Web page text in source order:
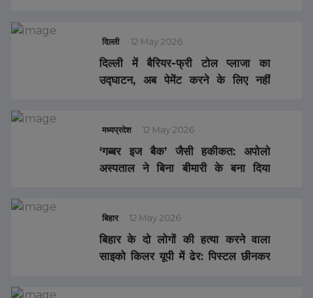
दिल्ली 12 May 2026
दिल्ली में बैरियर-फ्री टोल प्लाजा का
उद्घाटन, अब पेमेंट करने के लिए नहीं
मध्यप्रदेश 12 May 2026
‘गब्बर इज बैक’ जैसी हकीकत: अपोलो
अस्पताल ने बिना बीमारी के बना दिया
बिहार 12 May 2026
बिहार के दो लोगों की हत्या करने वाला
साइको किलर यूपी में ढेर: पिस्टल छीनकर